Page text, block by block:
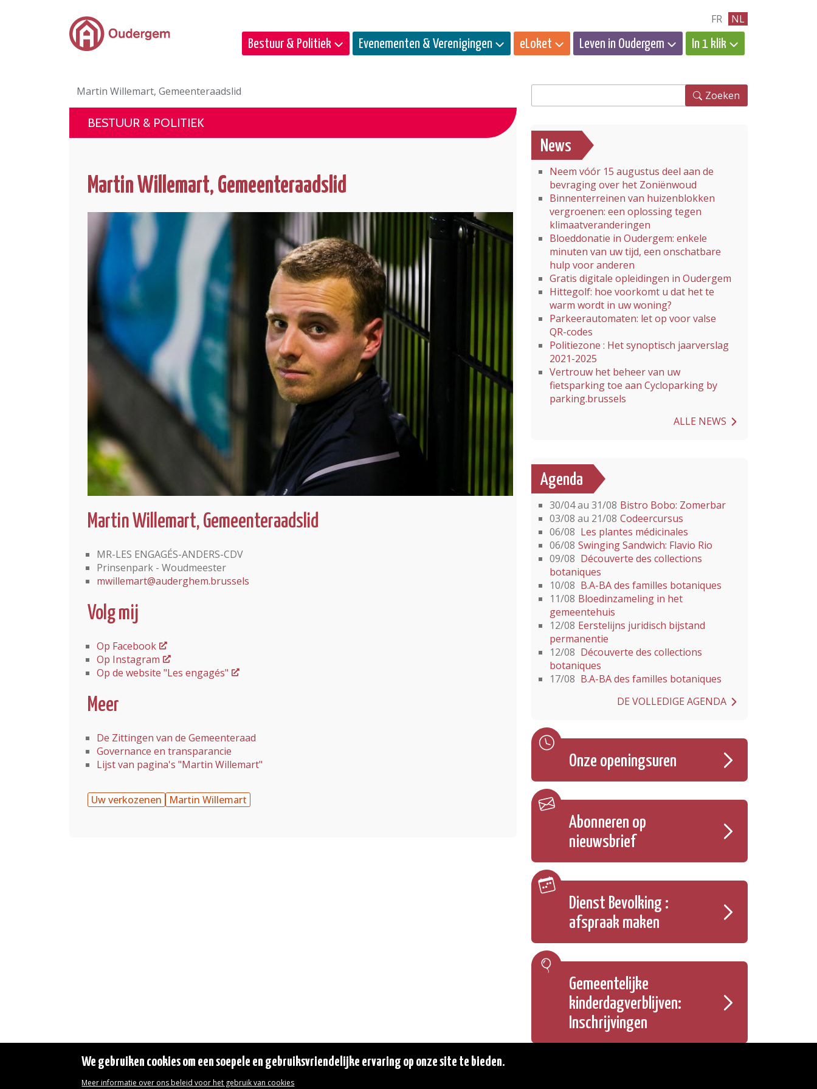
Ga naar de hoofdinhoud FR NL
Bestuur & Politiek Evenementen & Verenigingen eLoket Leven in Oudergem In 1 klik
Martin Willemart, Gemeenteraadslid
BESTUUR & POLITIEK
Martin Willemart, Gemeenteraadslid
Martin Willemart, Gemeenteraadslid
MR-LES ENGAGÉS-ANDERS-CDV
Prinsenpark - Woudmeester
mwillemart@auderghem.brussels
Volg mij
Op Facebook
Op Instagram
Op de website "Les engagés"
Meer
De Zittingen van de Gemeenteraad
Governance en transparancie
Lijst van pagina's "Martin Willemart"
Uw verkozenen Martin Willemart
Zoeken
News
Neem vóór 15 augustus deel aan de
bevraging over het Zoniënwoud
Binnenterreinen van huizenblokken
vergroenen: een oplossing tegen
klimaatveranderingen
Bloeddonatie in Oudergem: enkele
minuten van uw tijd, een onschatbare
hulp voor anderen
Gratis digitale opleidingen in Oudergem
Hittegolf: hoe voorkomt u dat het te
warm wordt in uw woning?
Parkeerautomaten: let op voor valse
QR-codes
Politiezone : Het synoptisch jaarverslag
2021-2025
Vertrouw het beheer van uw
fietsparking toe aan Cycloparking by
parking.brussels
ALLE NEWS
Agenda
30/04 au 31/08 Bistro Bobo: Zomerbar
03/08 au 21/08 Codeercursus
06/08 Les plantes médicinales
06/08 Swinging Sandwich: Flavio Rio
09/08 Découverte des collections
botaniques
10/08 B.A-BA des familles botaniques
11/08 Bloedinzameling in het
gemeentehuis
12/08 Eerstelijns juridisch bijstand
permanentie
12/08 Découverte des collections
botaniques
17/08 B.A-BA des familles botaniques
DE VOLLEDIGE AGENDA
Onze openingsuren
Abonneren op
nieuwsbrief
Dienst Bevolking :
afspraak maken
Gemeentelijke
kinderdagverblijven:
Inschrijvingen
We gebruiken cookies om een soepele en gebruiksvriendelijke ervaring op onze site te bieden.
Meer informatie over ons beleid voor het gebruik van cookies